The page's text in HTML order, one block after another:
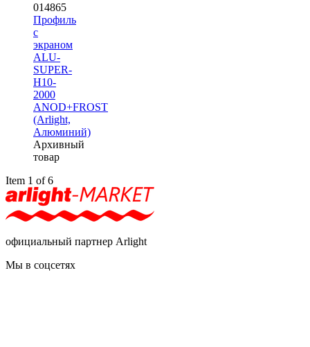
014865
Профиль
с
экраном
ALU-
SUPER-
H10-
2000
ANOD+FROST
(Arlight,
Алюминий)
Архивный
товар
Item 1 of 6
официальный партнер Arlight
Мы в соцсетях